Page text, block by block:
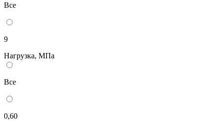
Все
9
Нагрузка, МПа
Все
0,60